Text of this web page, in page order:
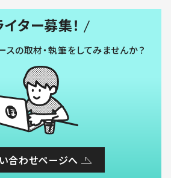
イター募集！
スの取材・執筆をしてみませんか？
合わせページへ